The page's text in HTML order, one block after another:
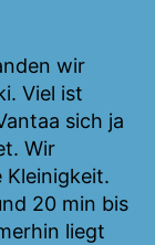
wir
Viel ist
sich ja
Wir
Kleinigkeit.
20 min bis
liegt